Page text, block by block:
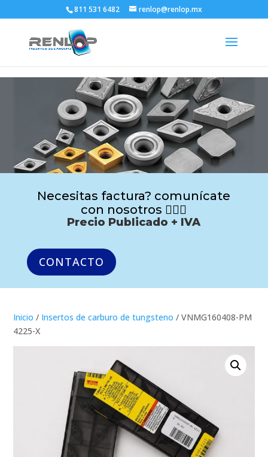
811 531 6482 renlop@renlop.mx
Necesitas factura? comunícate
con nosotros 🙋🏻‍♂️
Precio Publicado + IVA
CONTACTO
Inicio / Insertos de carburo de tungsteno / VNMG160408-PM
4225-X